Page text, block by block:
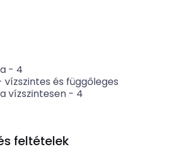
- 4
vízszintes és függőleges
vízszintesen- 4
feltételek